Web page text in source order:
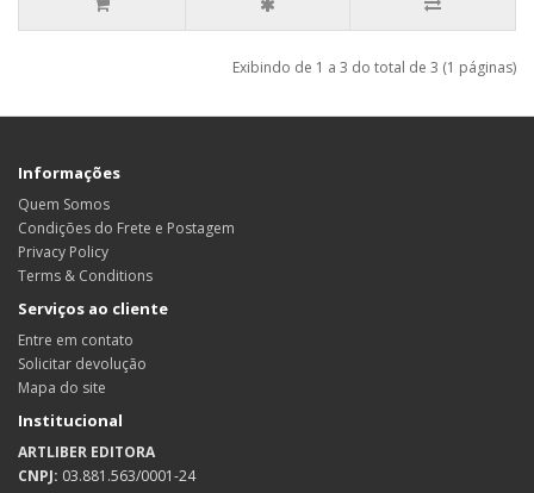
Exibindo de 1 a 3 do total de 3 (1 páginas)
Informações
Quem Somos
Condições do Frete e Postagem
Privacy Policy
Terms & Conditions
Serviços ao cliente
Entre em contato
Solicitar devolução
Mapa do site
Institucional
ARTLIBER EDITORA
CNPJ: 03.881.563/0001-24